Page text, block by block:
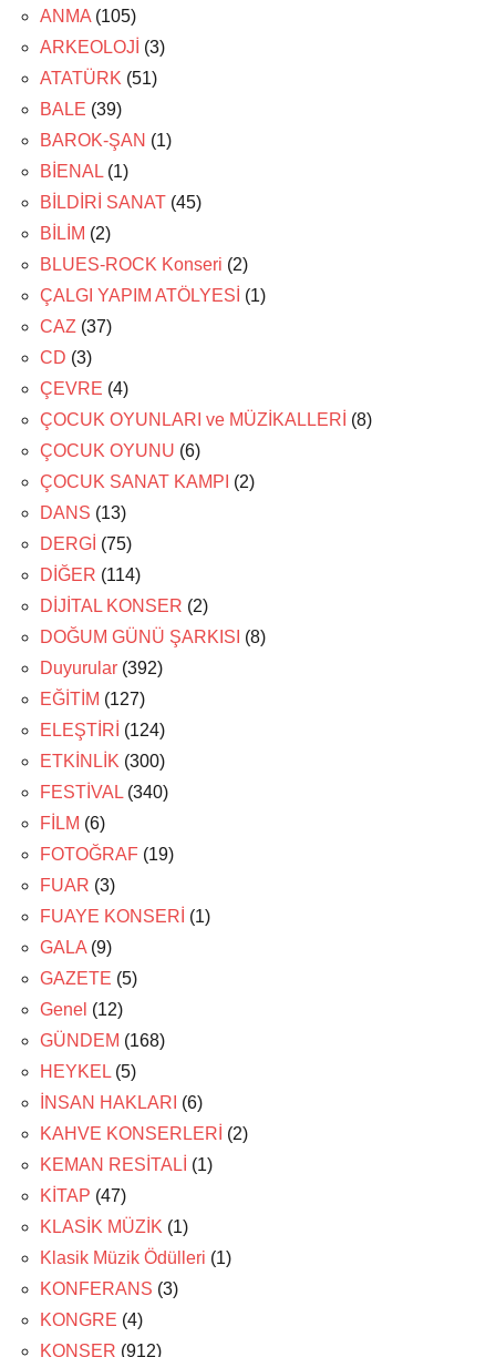
ANMA (105)
ARKEOLOJİ (3)
ATATÜRK (51)
BALE (39)
BAROK-ŞAN (1)
BİENAL (1)
BİLDİRİ SANAT (45)
BİLİM (2)
BLUES-ROCK Konseri (2)
ÇALGI YAPIM ATÖLYESİ (1)
CAZ (37)
CD (3)
ÇEVRE (4)
ÇOCUK OYUNLARI ve MÜZİKALLERİ (8)
ÇOCUK OYUNU (6)
ÇOCUK SANAT KAMPI (2)
DANS (13)
DERGİ (75)
DİĞER (114)
DİJİTAL KONSER (2)
DOĞUM GÜNÜ ŞARKISI (8)
Duyurular (392)
EĞİTİM (127)
ELEŞTİRİ (124)
ETKİNLİK (300)
FESTİVAL (340)
FİLM (6)
FOTOĞRAF (19)
FUAR (3)
FUAYE KONSERİ (1)
GALA (9)
GAZETE (5)
Genel (12)
GÜNDEM (168)
HEYKEL (5)
İNSAN HAKLARI (6)
KAHVE KONSERLERİ (2)
KEMAN RESİTALİ (1)
KİTAP (47)
KLASİK MÜZİK (1)
Klasik Müzik Ödülleri (1)
KONFERANS (3)
KONGRE (4)
KONSER (912)